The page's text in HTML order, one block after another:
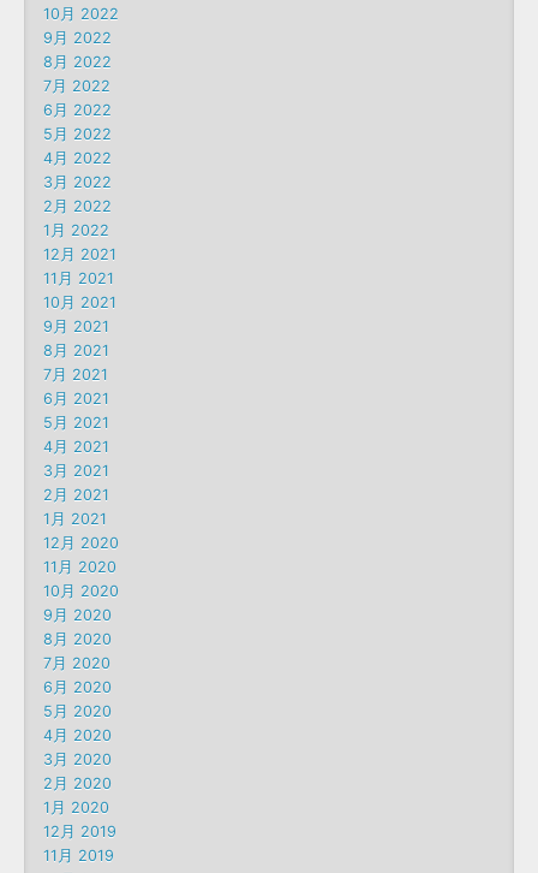
10月 2022
9月 2022
8月 2022
7月 2022
6月 2022
5月 2022
4月 2022
3月 2022
2月 2022
1月 2022
12月 2021
11月 2021
10月 2021
9月 2021
8月 2021
7月 2021
6月 2021
5月 2021
4月 2021
3月 2021
2月 2021
1月 2021
12月 2020
11月 2020
10月 2020
9月 2020
8月 2020
7月 2020
6月 2020
5月 2020
4月 2020
3月 2020
2月 2020
1月 2020
12月 2019
11月 2019